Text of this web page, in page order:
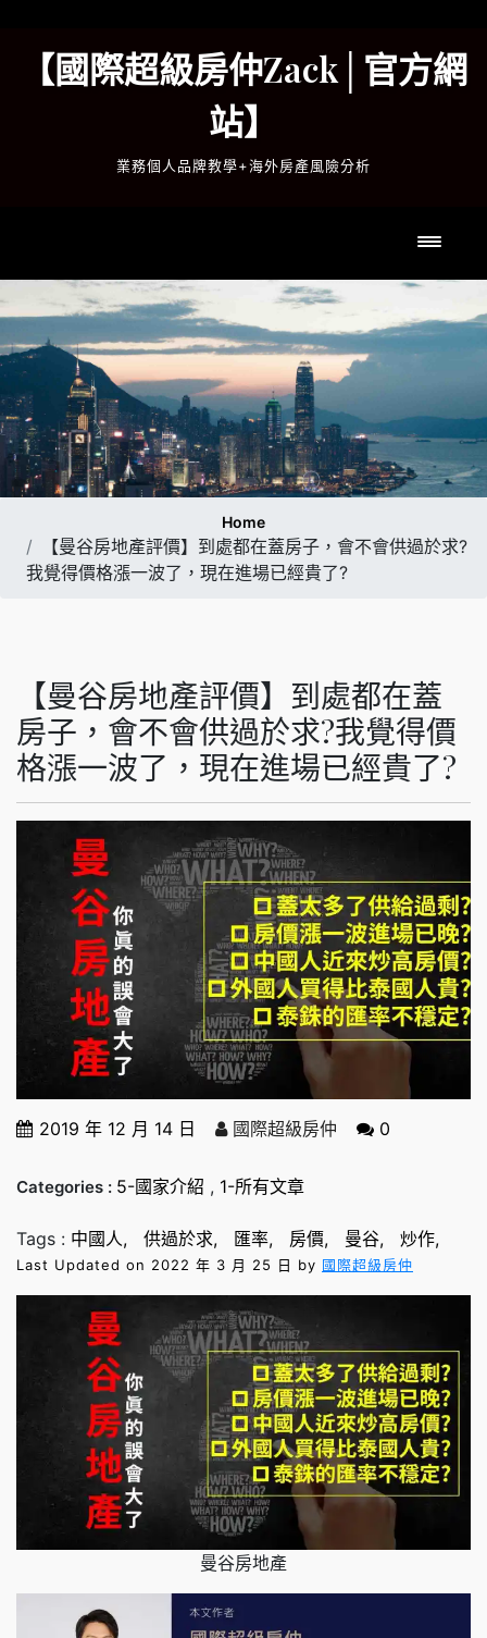
content【國際超級房仲Zack│官方網
站】
業務個人品牌教學+海外房產風險分析
Home
【曼谷房地產評價】到處都在蓋房子，會不會供過於求?
我覺得價格漲一波了，現在進場已經貴了?
【曼谷房地產評價】到處都在蓋
房子，會不會供過於求?我覺得價
格漲一波了，現在進場已經貴了?
2019 年 12 月 14 日 國際超級房仲 0
Categories : 5-國家介紹 , 1-所有文章
Tags : 中國人 供過於求 匯率 房價 曼谷 炒作
Last Updated on 2022 年 3 月 25 日 by 國際超級房仲
曼谷房地產